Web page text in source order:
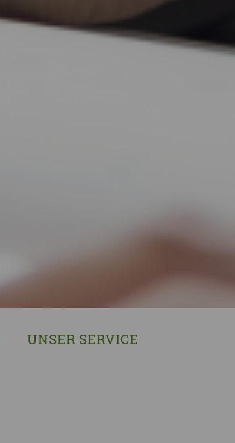
UNSER SERVICE